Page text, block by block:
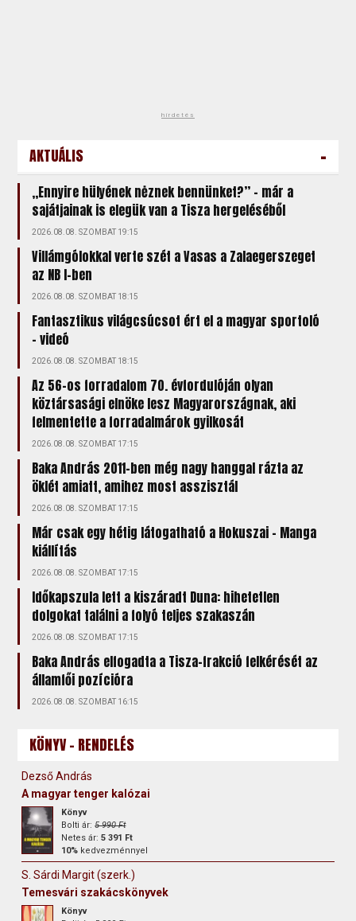
hirdetés
AKTUÁLIS -
„Ennyire hülyének nėznek bennünket?” – már a
sajátjainak is elegük van a Tisza hergeléséből
2026.08.08. SZOMBAT 19:15
Villámgólokkal verte szét a Vasas a Zalaegerszeget
az NB I-ben
2026.08.08. SZOMBAT 18:15
Fantasztikus világcsúcsot ért el a magyar sportoló
- videó
2026.08.08. SZOMBAT 18:15
Az 56-os forradalom 70. évfordulóján olyan
köztársasági elnöke lesz Magyarországnak, aki
felmentette a forradalmárok gyilkosát
2026.08.08. SZOMBAT 17:15
Baka András 2011-ben még nagy hanggal rázta az
öklét amiatt, amihez most asszisztál
2026.08.08. SZOMBAT 17:15
Már csak egy hétig látogatható a Hokuszai – Manga
kiállítás
2026.08.08. SZOMBAT 17:15
Időkapszula lett a kiszáradt Duna: hihetetlen
dolgokat találni a folyó teljes szakaszán
2026.08.08. SZOMBAT 17:15
Baka András elfogadta a Tisza-frakció felkérését az
államfői pozícióra
2026.08.08. SZOMBAT 16:15
KÖNYV - RENDELÉS
Dezső András
A magyar tenger kalózai
Könyv
Bolti ár:5 990 Ft
Netes ár:5 391 Ft
10% kedvezménnyel
S. Sárdi Margit (szerk.)
Temesvári szakácskönyvek
Könyv